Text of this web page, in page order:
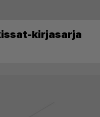
kirjasarja